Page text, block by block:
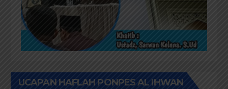
UCAPAN HAFLAH PONPES AL IHWAN